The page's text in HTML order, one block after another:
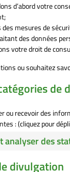
d’abord votre
des mesures de
des données
votre droit de
ou souhaitez
de
ou recevoir des
: (cliquez pour
analyser des
divulgation